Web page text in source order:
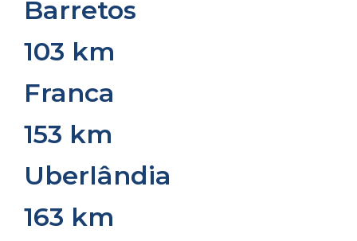
Barretos
103 km
Franca
153 km
Uberlândia
163 km